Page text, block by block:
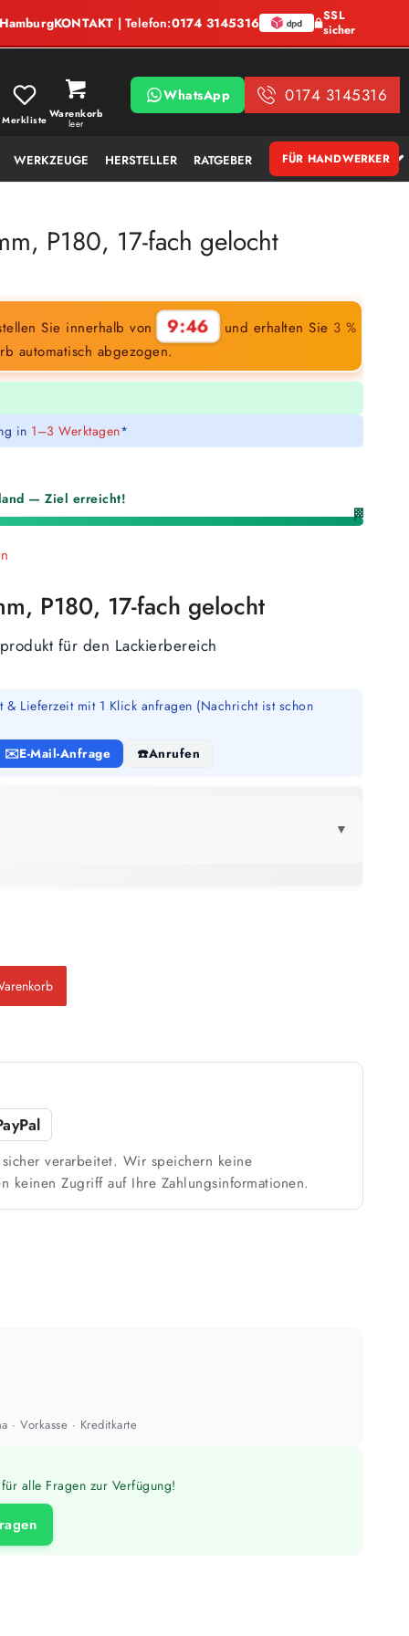
KONTAKT | Telefon:0174 3145316
SSL
sicher
Warenkorb
leer
Merkliste
WhatsApp 0174 3145316
WERKZEUGE HERSTELLER RATGEBER FÜR HANDWERKER
P180, 17-fach gelocht
Sie innerhalb von 9:45 und erhalten Sie 3 %
automatisch abgezogen.
in 1–3 Werktagen*
— Ziel erreicht!
🏁
P180, 17-fach gelocht
für den Lackierbereich
& Lieferzeit mit 1 Klick anfragen (Nachricht ist schon
E-Mail-Anfrage Anrufen
▼
1 Anstrich
bis ca.
Weiß / hell
1 Anstrich reicht meist
Untergrund und Werkzeug abweichen. Für 10 % Reserve wird automatisch
verarbeitet. Wir speichern keine
keinen Zugriff auf Ihre Zahlungsinformationen.
· Vorkasse · Kreditkarte
alle Fragen zur Verfügung!